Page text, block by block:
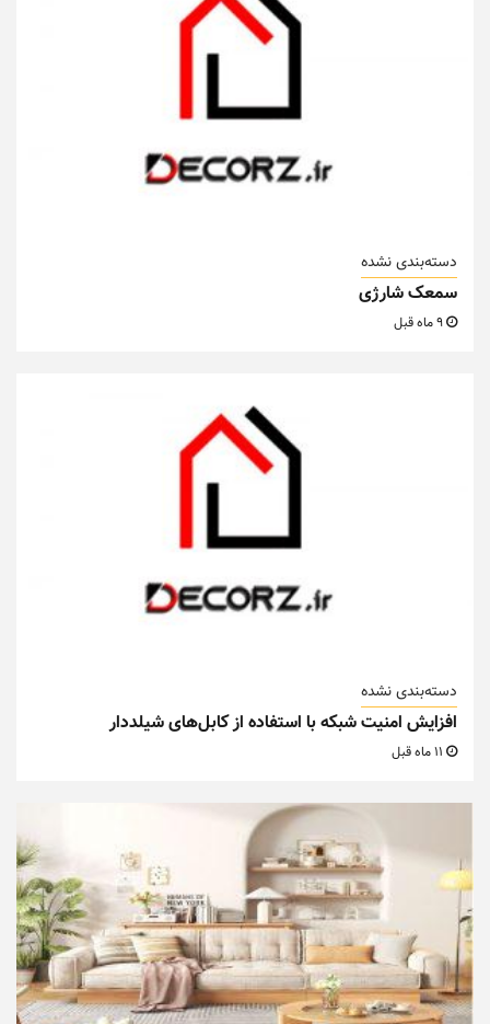
دسته‌بندی نشده
سمعک شارژی
دسته‌بندی نشده
افزایش امنیت شبکه با استفاده از کابل‌های شیلددار